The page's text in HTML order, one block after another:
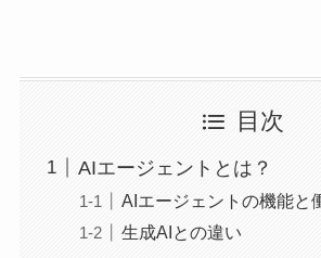
目次
AIエージェントとは？
AIエージェントの機能と
生成AIとの違い